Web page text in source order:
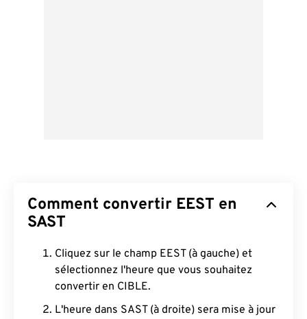
Comment convertir EEST en
SAST
Cliquez sur le champ EEST (à gauche) et
sélectionnez l'heure que vous souhaitez
convertir en CIBLE.
L'heure dans SAST (à droite) sera mise à jour